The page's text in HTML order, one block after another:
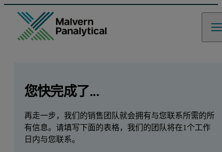
您快完成了...
再走一步，我们的销售团队就会拥有与您联系所需的所
有信息。请填写下面的表格，我们的团队将在1个工作
日内与您联系。